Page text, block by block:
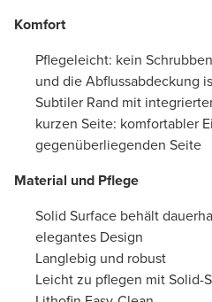
Komfort
Pflegeleicht: kein
und die Abflussabdeckung
Subtiler Rand mit
kurzen Seite: komfortabler
gegenüberliegenden Seite
Material und Pflege
Solid Surface behält
elegantes Design
Langlebig und robust
Leicht zu pflegen mit Solid-